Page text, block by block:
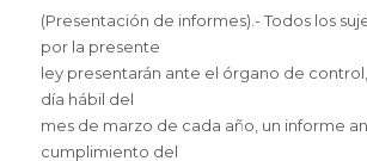
(Presentación de informes).- Todos los
por la presente
ley presentarán ante el órgano de
día hábil del
mes de marzo de cada año, un informe
cumplimiento del